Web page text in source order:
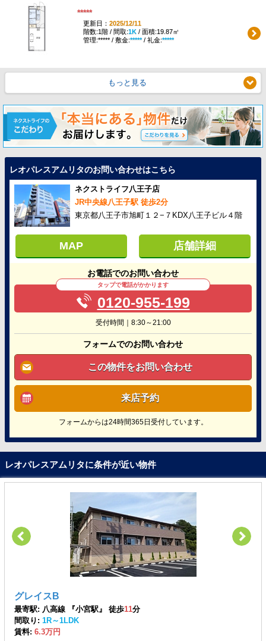
*****
更新日： 2025/12/11
階数:1階 / 間取:1K/ 面積:19.87㎡
管理:***** / 敷金:*****/ 礼金:*****
もっと見る
レオパレスアムリタのお問い合わせはこちら
ネクストライフ八王子店
JR中央線八王子駅 徒歩2分
東京都八王子市旭町１２−７KDX八王子ビル４階
MAP 店舗詳細
お電話でのお問い合わせ
タップで電話がかかります
0120-955-199
受付時間｜8:30～21:00
フォームでのお問い合わせ
この物件をお問い合わせ
来店予約
フォームからは24時間365日受付しています。
レオパレスアムリタに条件が近い物件
グレイスB
最寄駅: 八高線 『小宮駅』 徒歩11分
間取り: 1R～1LDK
賃料: 6.3万円